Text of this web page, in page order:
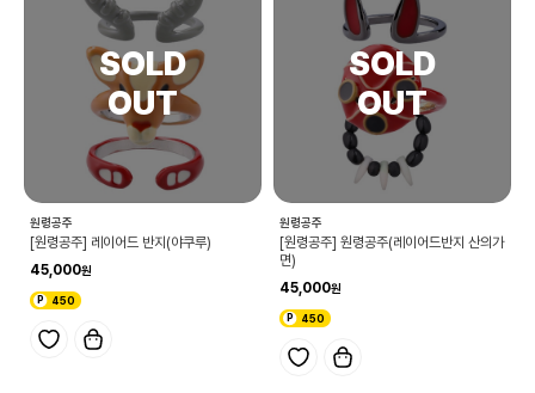
원령공주
[원령공주] 레이어드 반지(야쿠루)
45,000
450
원령공주
[원령공주] 원령공주(레이어드반지 산의가
면)
45,000
450